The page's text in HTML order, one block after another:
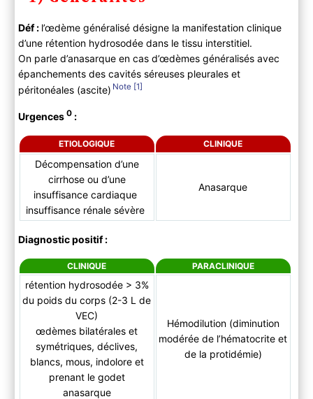
Causes rénales
Autres causes d’hypoalbuminémie
Autres causes
3) Orientation diagnostique
A ) Clinique
B ) Paraclinique
C ) Synthèse
4) Traitement symptomatique
Déf : l’œdème généralisé désigne la manifestation clinique
d’une rétention hydrosodée dans le tissu interstitiel.
On parle d’anasarque en cas d’œdèmes généralisés avec
épanchements des cavités séreuses pleurales et
péritonéales (ascite)
1
Urgences 0:
ETIOLOGIQUE CLINIQUE
Décompensation d’une
cirrhose ou d’une
insuffisance cardiaque
insuffisance rénale sévère
Anasarque
Diagnostic positif :
CLINIQUE PARACLINIQUE
rétention hydrosodée > 3%
du poids du corps (2-3 L de
VEC)
œdèmes bilatérales et
symétriques, déclives,
blancs, mous, indolore et
prenant le godet
anasarque
Hémodilution (diminution
modérée de l’hématocrite et
de la protidémie)